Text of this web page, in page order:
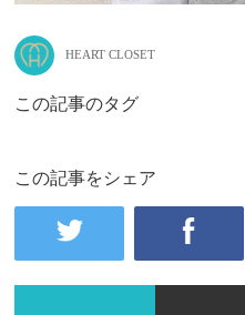
HEART CLOSET
この記事のタグ
この記事をシェア